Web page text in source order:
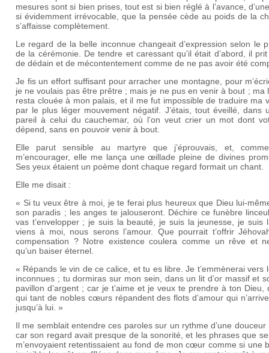
mesures sont si bien prises, tout est si bien réglé à l’avance,
si évidemment irrévocable, que la pensée cède au poids de la
s’affaisse complètement.
Le regard de la belle inconnue changeait d’expression selon le
de la cérémonie. De tendre et caressant qu’il était d’abord, il
de dédain et de mécontentement comme de ne pas avoir été
Je fis un effort suffisant pour arracher une montagne, pour
je ne voulais pas être prêtre ; mais je ne pus en venir à bout ; ma
resta clouée à mon palais, et il me fut impossible de traduire ma
par le plus léger mouvement négatif. J’étais, tout éveillé, dans
pareil à celui du cauchemar, où l’on veut crier un mot dont
dépend, sans en pouvoir venir à bout.
Elle parut sensible au martyre que j’éprouvais, et,
m’encourager, elle me lança une œillade pleine de divines
Ses yeux étaient un poème dont chaque regard formait un chant.
Elle me disait :
« Si tu veux être à moi, je te ferai plus heureux que Dieu lui-
son paradis ; les anges te jalouseront. Déchire ce funèbre
vas t’envelopper ; je suis la beauté, je suis la jeunesse, je suis
viens à moi, nous serons l’amour. Que pourrait t’offrir
compensation ? Notre existence coulera comme un rêve et
qu’un baiser éternel.
« Répands le vin de ce calice, et tu es libre. Je t’emmènerai vers
inconnues ; tu dormiras sur mon sein, dans un lit d’or massif et
pavillon d’argent ; car je t’aime et je veux te prendre à ton Dieu,
qui tant de nobles cœurs répandent des flots d’amour qui
jusqu’à lui. »
Il me semblait entendre ces paroles sur un rythme d’une douceur
car son regard avait presque de la sonorité, et les phrases que
m’envoyaient retentissaient au fond de mon cœur comme si une